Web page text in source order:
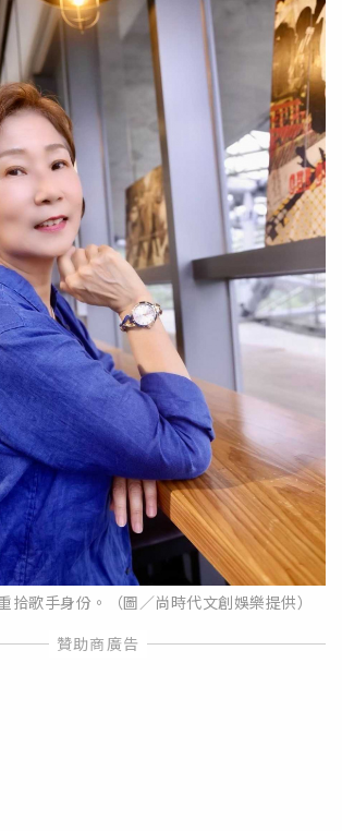
拾歌手身份。（圖／尚時代文創娛樂提供）